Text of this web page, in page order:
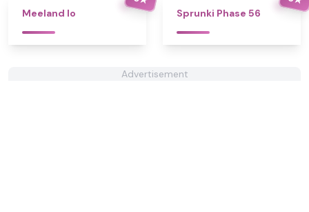
Meeland Io Sprunki Phase 56
Advertisement